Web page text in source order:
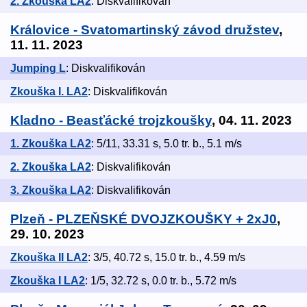
Královice - Svatomartinský závod družstev,
11. 11. 2023
Jumping L: Diskvalifikován
Zkouška I. LA2: Diskvalifikován
Kladno - Beasťácké trojzkoušky, 04. 11. 2023
1. Zkouška LA2: 5/11, 33.31 s, 5.0 tr. b., 5.1 m/s
2. Zkouška LA2: Diskvalifikován
3. Zkouška LA2: Diskvalifikován
Plzeň - PLZEŇSKÉ DVOJZKOUŠKY + 2xJ0,
29. 10. 2023
Zkouška II LA2: 3/5, 40.72 s, 15.0 tr. b., 4.59 m/s
Zkouška I LA2: 1/5, 32.72 s, 0.0 tr. b., 5.72 m/s